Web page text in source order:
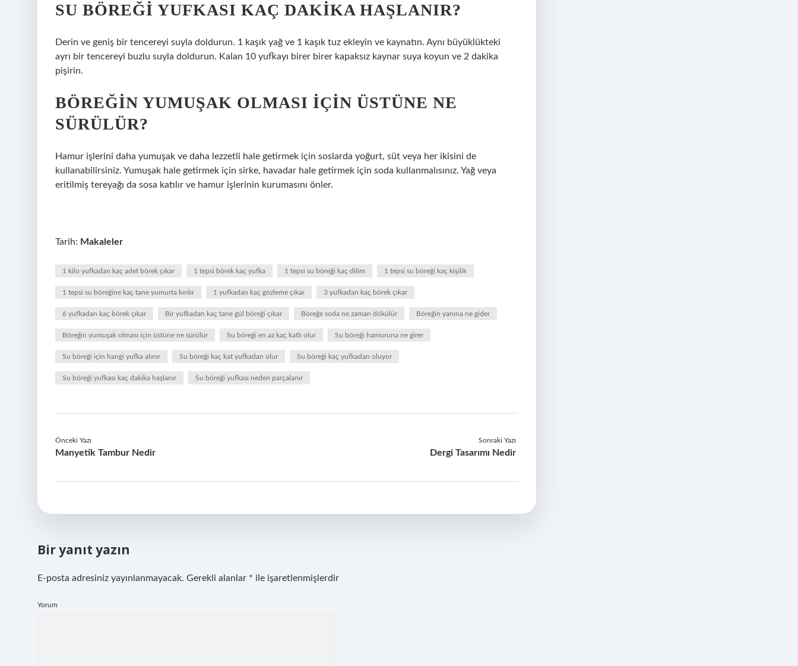
SU BÖREĞI YUFKASI KAÇ DAKIKA HAŞLANIR?
Derin ve geniş bir tencereyi suyla doldurun. 1 kaşık yağ ve 1 kaşık tuz ekleyin ve kaynatın. Aynı büyüklükteki
ayrı bir tencereyi buzlu suyla doldurun. Kalan 10 yufkayı birer birer kapaksız kaynar suya koyun ve 2 dakika
pişirin.
BÖREĞIN YUMUŞAK OLMASI IÇIN ÜSTÜNE NE
SÜRÜLÜR?
Hamur işlerini daha yumuşak ve daha lezzetli hale getirmek için soslarda yoğurt, süt veya her ikisini de
kullanabilirsiniz. Yumuşak hale getirmek için sirke, havadar hale getirmek için soda kullanmalısınız. Yağ veya
eritilmiş tereyağı da sosa katılır ve hamur işlerinin kurumasını önler.
Tarih: Makaleler
1 kilo yufkadan kaç adet börek çıkar 1 tepsi börek kaç yufka 1 tepsi su böreği kaç dilim 1 tepsi su böreği kaç kişilik
1 tepsi su böreğine kaç tane yumurta kırılır 1 yufkadan kaç gözleme çıkar 3 yufkadan kaç börek çıkar
6 yufkadan kaç börek çıkar Bir yufkadan kaç tane gül böreği çıkar Böreğe soda ne zaman dökülür Böreğin yanına ne gider
Böreğin yumuşak olması için üstüne ne sürülür Su böreği en az kaç katlı olur Su böreği hamuruna ne girer
Su böreği için hangi yufka alınır Su böreği kaç kat yufkadan olur Su böreği kaç yufkadan oluyor
Su böreği yufkası kaç dakika haşlanır Su böreği yufkası neden parçalanır
Önceki Yazı
Manyetik Tambur Nedir
Sonraki Yazı
Dergi Tasarımı Nedir
Bir yanıt yazın
E-posta adresiniz yayınlanmayacak. Gerekli alanlar * ile işaretlenmişlerdir
Yorum